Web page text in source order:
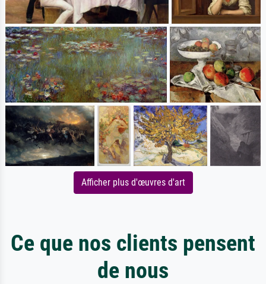
Afficher plus d'œuvres d'art
Ce que nos clients pensent
de nous